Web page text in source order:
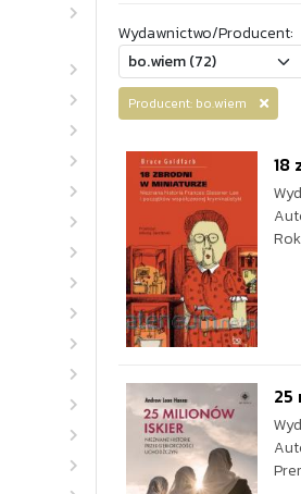
Wydawnictwo/Producent:
Producent: bo.wiem
18
25